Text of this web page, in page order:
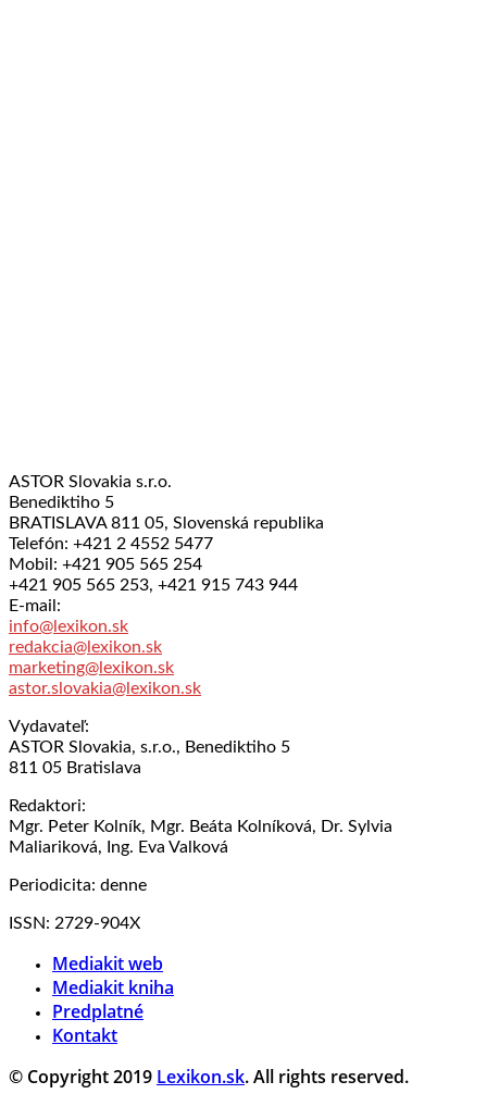
ASTOR Slovakia s.r.o.
Benediktiho 5
BRATISLAVA 811 05, Slovenská republika
Telefón: +421 2 4552 5477
Mobil: +421 905 565 254
+421 905 565 253, +421 915 743 944
E-mail:
info@lexikon.sk
redakcia@lexikon.sk
marketing@lexikon.sk
astor.slovakia@lexikon.sk
Vydavateľ:
ASTOR Slovakia, s.r.o., Benediktiho 5
811 05 Bratislava
Redaktori:
Mgr. Peter Kolník, Mgr. Beáta Kolníková, Dr. Sylvia
Maliariková, Ing. Eva Valková
Periodicita: denne
ISSN: 2729-904X
Mediakit web
Mediakit kniha
Predplatné
Kontakt
© Copyright 2019 Lexikon.sk. All rights reserved.